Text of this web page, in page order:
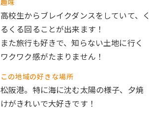
趣味
高校生からブレイクダンスをしていて、く
るくる回ることが出来ます！
また旅行も好きで、知らない土地に行く
ワクワク感がたまりません！
この地域の好きな場所
松阪港。特に海に沈む太陽の様子、夕焼
けがきれいで大好きです！